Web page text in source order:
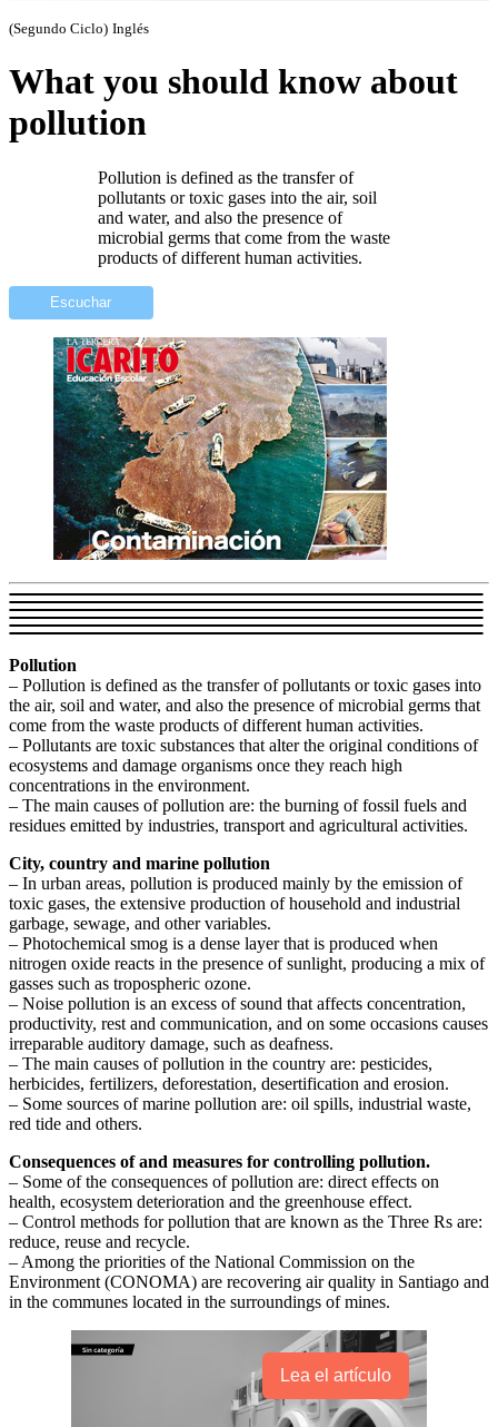
(Segundo Ciclo) Inglés
What you should know about
pollution
Pollution is defined as the transfer of
pollutants or toxic gases into the air, soil
and water, and also the presence of
microbial germs that come from the waste
products of different human activities.
Escuchar
Pollution
– Pollution is defined as the transfer of pollutants or toxic gases into
the air, soil and water, and also the presence of microbial germs that
come from the waste products of different human activities.
– Pollutants are toxic substances that alter the original conditions of
ecosystems and damage organisms once they reach high
concentrations in the environment.
– The main causes of pollution are: the burning of fossil fuels and
residues emitted by industries, transport and agricultural activities.
City, country and marine pollution
– In urban areas, pollution is produced mainly by the emission of
toxic gases, the extensive production of household and industrial
garbage, sewage, and other variables.
– Photochemical smog is a dense layer that is produced when
nitrogen oxide reacts in the presence of sunlight, producing a mix of
gasses such as tropospheric ozone.
– Noise pollution is an excess of sound that affects concentration,
productivity, rest and communication, and on some occasions causes
irreparable auditory damage, such as deafness.
– The main causes of pollution in the country are: pesticides,
herbicides, fertilizers, deforestation, desertification and erosion.
– Some sources of marine pollution are: oil spills, industrial waste,
red tide and others.
Consequences of and measures for controlling pollution.
– Some of the consequences of pollution are: direct effects on
health, ecosystem deterioration and the greenhouse effect.
– Control methods for pollution that are known as the Three Rs are:
reduce, reuse and recycle.
– Among the priorities of the National Commission on the
Environment (CONOMA) are recovering air quality in Santiago and
in the communes located in the surroundings of mines.
Lea el artículo